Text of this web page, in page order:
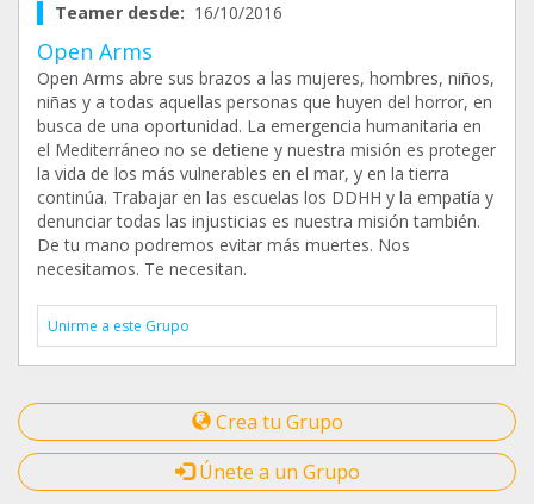
Teamer desde: 16/10/2016
Open Arms
Open Arms abre sus brazos a las mujeres, hombres, niños,
niñas y a todas aquellas personas que huyen del horror, en
busca de una oportunidad. La emergencia humanitaria en
el Mediterráneo no se detiene y nuestra misión es proteger
la vida de los más vulnerables en el mar, y en la tierra
continúa. Trabajar en las escuelas los DDHH y la empatía y
denunciar todas las injusticias es nuestra misión también.
De tu mano podremos evitar más muertes. Nos
necesitamos. Te necesitan.
Unirme a este Grupo
Crea tu Grupo
Únete a un Grupo